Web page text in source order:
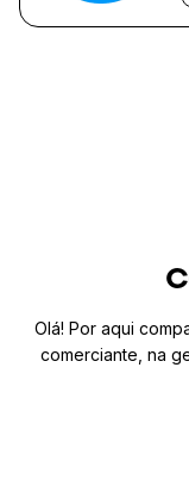
Olá! Por aqui
comerciante, na